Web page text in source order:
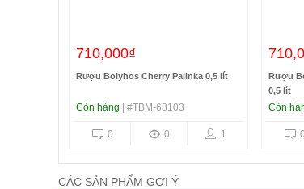
710,000₫
Rượu Bolyhos Cherry Palinka 0,5 lít
Còn hàng | #TBM-68103
1
0
0
Rượu
0,5 lít
Còn
0
CÁC SẢN PHẨM GỢI Ý